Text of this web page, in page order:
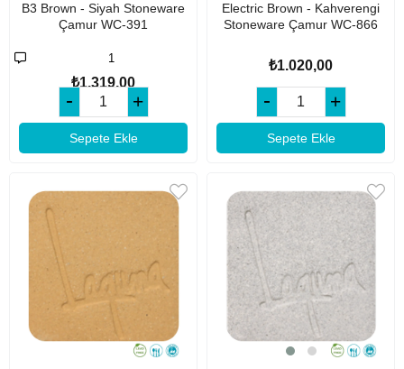
B3 Brown - Siyah Stoneware
Çamur WC-391
1
₺1.319,00
Sepete Ekle
Electric Brown - Kahverengi
Stoneware Çamur WC-866
₺1.020,00
Sepete Ekle